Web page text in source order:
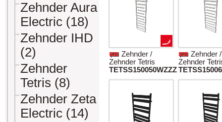
Zehnder Aura
Electric (18)
Zehnder IHD
(2)
Zehnder
Tetris (8)
Zehnder Zeta
Electric (14)
Zehnder /
Zehnder Tetris
TETSS150050WZZZ
Zehnder /
Zehnder